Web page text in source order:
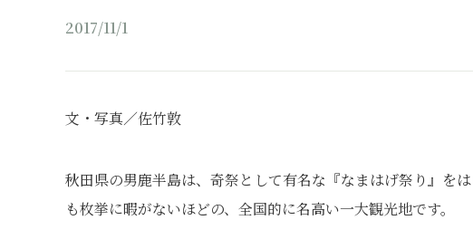
2017/11/1
文・写真／佐竹敦
秋田県の男鹿半島は、奇祭として有名な『なまはげ祭り』を
も枚挙に暇がないほどの、全国的に名高い一大観光地です。